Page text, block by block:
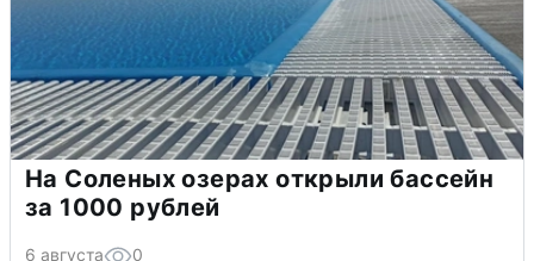
На Соленых озерах открыли бассейн
за 1000 рублей
6 августа 0